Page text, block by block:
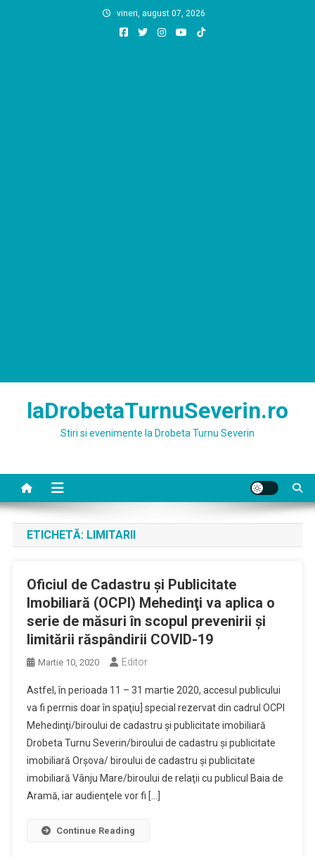
vineri, august 07, 2026
laDrobetaTurnuSeverin.ro
Stiri si evenimente la Drobeta Turnu Severin
ETICHETĂ: LIMITARII
Oficiul de Cadastru şi Publicitate
Imobiliară (OCPI) Mehedinţi va aplica o
serie de măsuri în scopul prevenirii şi
limitării răspândirii COVID-19
Martie 10, 2020 Editor
Astfel, în perioada 11 – 31 martie 2020, accesul publicului
va fi perrnis doar în spaţiu] special rezervat din cadrul OCPI
Mehedinţi/biroului de cadastru şi publicitate imobiliară
Drobeta Turnu Severin/biroului de cadastru şi publicitate
imobiliară Orşova/ biroului de cadastru şi publicitate
imobiliară Vânju Mare/biroului de relaţii cu publicul Baia de
Aramă, iar audienţele vor fi […]
Continue Reading